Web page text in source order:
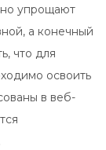
упрощают
а конечный
что для
освоить
в веб-